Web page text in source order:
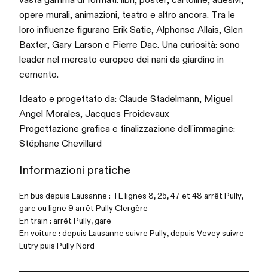
opere murali, animazioni, teatro e altro ancora. Tra le
loro influenze figurano Erik Satie, Alphonse Allais, Glen
Baxter, Gary Larson e Pierre Dac. Una curiosità: sono
leader nel mercato europeo dei nani da giardino in
cemento.
Ideato e progettato da: Claude Stadelmann, Miguel
Angel Morales, Jacques Froidevaux
Progettazione grafica e finalizzazione dell'immagine:
Stéphane Chevillard
Informazioni pratiche
En bus depuis Lausanne : TL lignes 8, 25, 47 et 48 arrêt Pully,
gare ou ligne 9 arrêt Pully Clergère
En train : arrêt Pully, gare
En voiture : depuis Lausanne suivre Pully, depuis Vevey suivre
Lutry puis Pully Nord